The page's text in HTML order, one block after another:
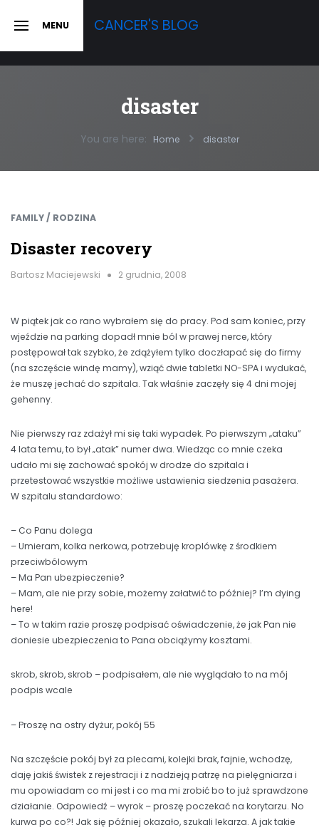
SLIDE MENU CANCER'S BLOG
disaster
You are here: Home disaster
FAMILY / RODZINA
Disaster recovery
Bartosz Maciejewski 2 grudnia, 2008
W piątek jak co rano wybrałem się do pracy. Pod sam koniec, przy
wjeździe na parking dopadł mnie ból w prawej nerce, który
postępował tak szybko, że zdążyłem tylko doczłapać się do firmy
(na szczęście windę mamy), wziąć dwie tabletki NO-SPA i wydukać,
że muszę jechać do szpitala. Tak właśnie zaczęły się 4 dni mojej
gehenny.
Nie pierwszy raz zdażył mi się taki wypadek. Po pierwszym „ataku”
4 lata temu, to był „atak” numer dwa. Wiedząc co mnie czeka
udało mi się zachować spokój w drodze do szpitala i
przetestować wszystkie możliwe ustawienia siedzenia pasażera.
W szpitalu standardowo:
– Co Panu dolega
– Umieram, kolka nerkowa, potrzebuję kroplówkę z środkiem
przeciwbólowym
– Ma Pan ubezpieczenie?
– Mam, ale nie przy sobie, możemy załatwić to później? I’m dying
here!
– To w takim razie proszę podpisać oświadczenie, że jak Pan nie
doniesie ubezpieczenia to Pana obciążymy kosztami.
skrob, skrob, skrob – podpisałem, ale nie wyglądało to na mój
podpis wcale
– Proszę na ostry dyżur, pokój 55
Na szczęście pokój był za plecami, kolejki brak, fajnie, wchodzę,
daję jakiś świstek z rejestracji i z nadzieją patrzę na pielęgniarza i
mu opowiadam co mi jest i co ma mi zrobić bo to już sprawdzone
działanie. Odpowiedź – wyrok – proszę poczekać na korytarzu. No
kurwa po co?! Jak się później okazało, szukali lekarza. A jak takie